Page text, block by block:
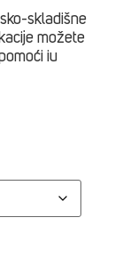
skladišne
možete
iu